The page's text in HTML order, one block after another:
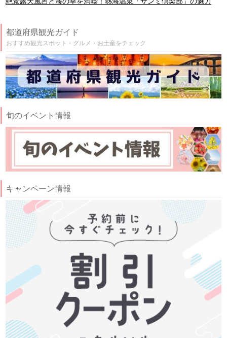
都道府県観光ガイド
おすすめ観光スポット・グルメ・お土産をチェック
旬のイベント情報
キャンペーン情報